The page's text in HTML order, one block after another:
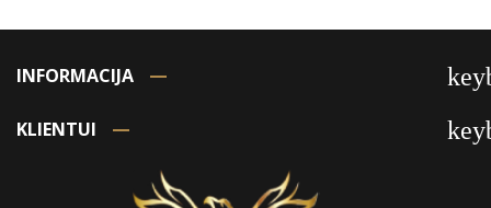
INFORMACIJA
KLIENTUI